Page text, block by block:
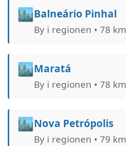
🏙️Balneário Pinhal
By i regionen • 78 km
🏙️Maratá
By i regionen • 78 km
🏙️Nova Petrópolis
By i regionen • 79 km